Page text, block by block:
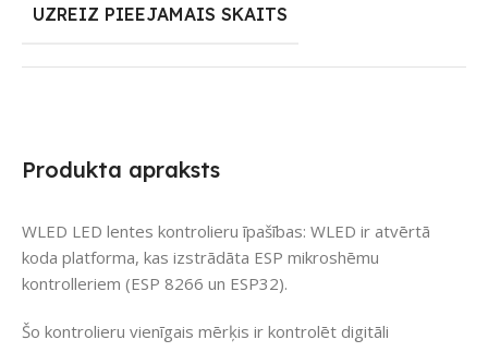
Produkta apraksts
WLED LED lentes kontrolieru īpašības: WLED ir atvērtā
koda platforma, kas izstrādāta ESP mikroshēmu
kontrolleriem (ESP 8266 un ESP32).
Šo kontrolieru vienīgais mērķis ir kontrolēt digitāli
UZREIZ PIEEJAMAIS SKAITS